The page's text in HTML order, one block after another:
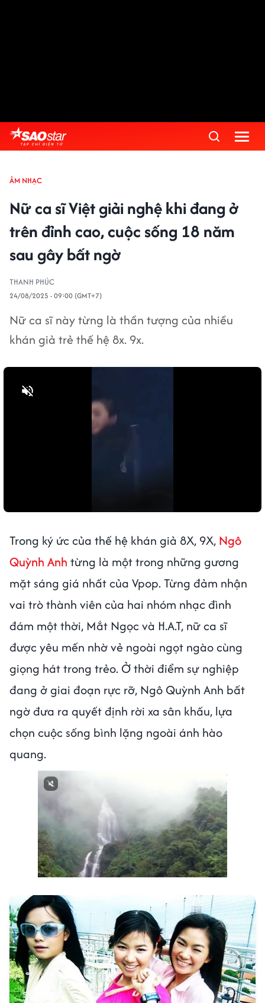
ÂM NHẠC
Nữ ca sĩ Việt giải nghệ khi đang ở
trên đỉnh cao, cuộc sống 18 năm
sau gây bất ngờ
THANH PHÚC
24/08/2025 - 09:00 (GMT+7)
Nữ ca sĩ này từng là thần tượng của nhiều
khán giả trẻ thế hệ 8x. 9x.
Trong ký ức của thế hệ khán giả 8X, 9X, Ngô
Quỳnh Anh từng là một trong những gương
mặt sáng giá nhất của Vpop. Từng đảm nhận
vai trò thành viên của hai nhóm nhạc đình
đám một thời, Mắt Ngọc và H.A.T, nữ ca sĩ
được yêu mến nhờ vẻ ngoài ngọt ngào cùng
giọng hát trong trẻo. Ở thời điểm sự nghiệp
đang ở giai đoạn rực rỡ, Ngô Quỳnh Anh bất
ngờ đưa ra quyết định rời xa sân khấu, lựa
chọn cuộc sống bình lặng ngoài ánh hào
quang.
Next video in 1 Cancel